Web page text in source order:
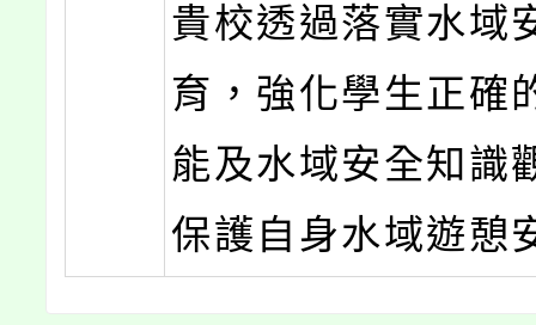
貴校透過落實水域
育，強化學生正確
能及水域安全知識
保護自身水域遊憩